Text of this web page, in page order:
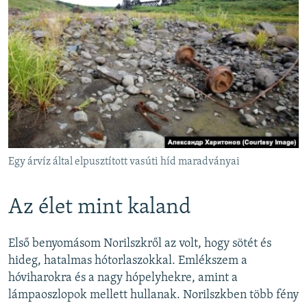
Egy árvíz által elpusztított vasúti híd maradványai
Az élet mint kaland
Első benyomásom Norilszkről az volt, hogy sötét és
hideg, hatalmas hótorlaszokkal. Emlékszem a
hóviharokra és a nagy hópelyhekre, amint a
lámpaoszlopok mellett hullanak. Norilszkben több fény